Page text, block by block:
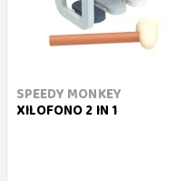
SPEEDY MONKEY
XILOFONO 2 IN 1